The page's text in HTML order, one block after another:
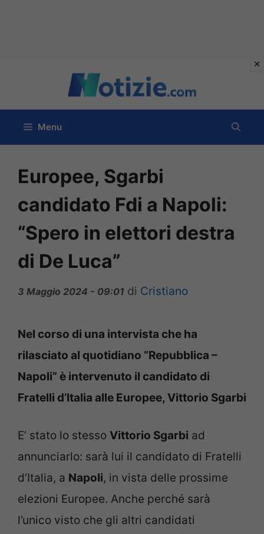
contenuto
Menu
Europee, Sgarbi
candidato Fdi a Napoli:
“Spero in elettori destra
di De Luca”
3 Maggio 2024 - 09:01 di Cristiano
Nel corso di una intervista che ha
rilasciato al quotidiano “Repubblica –
Napoli” è intervenuto il candidato di
Fratelli d’Italia alle Europee, Vittorio Sgarbi
E’ stato lo stesso Vittorio Sgarbi ad
annunciarlo: sarà lui il candidato di Fratelli
d’Italia, a Napoli, in vista delle prossime
elezioni Europee. Anche perché sarà
l’unico visto che gli altri candidati